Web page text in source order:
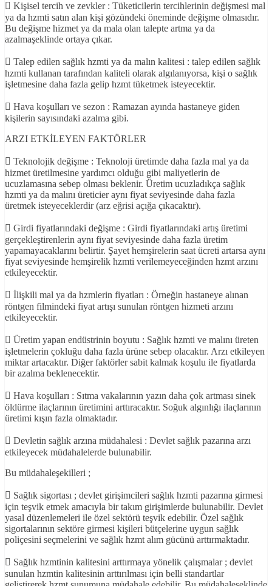
 Kişisel tercih ve zevkler : Tüketicilerin tercihlerinin değişmesi mal
ya da hzmti satın alan kişi gözündeki öneminde değişme olmasıdır.
Bu değişme hizmet ya da mala olan talepte artma ya da
azalmaşeklinde ortaya çıkar.
 Talep edilen sağlık hzmti ya da malın kalitesi : talep edilen sağlık
hzmti kullanan tarafından kaliteli olarak algılanıyorsa, kişi o sağlık
işletmesine daha fazla gelip hzmt tüketmek isteyecektir.
 Hava koşulları ve sezon : Ramazan ayında hastaneye giden
kişilerin sayısındaki azalma gibi.
ARZI ETKİLEYEN FAKTÖRLER
 Teknolojik değişme : Teknoloji üretimde daha fazla mal ya da
hizmet üretilmesine yardımcı olduğu gibi maliyetlerin de
ucuzlamasına sebep olması beklenir. Üretim ucuzladıkça sağlık
hzmti ya da malını üreticier aynı fiyat seviyesinde daha fazla
üretmek isteyeceklerdir (arz eğrisi açığa çıkacaktır).
 Girdi fiyatlarındaki değişme : Girdi fiyatlarındaki artış üretimi
gerçekleştirenlerin aynı fiyat seviyesinde daha fazla üretim
yapamayacaklarını belirtir. Şayet hemşirelerin saat ücreti artarsa aynı
fiyat seviyesinde hemşirelik hzmti verilemeyeceğinden hzmt arzını
etkileyecektir.
 İlişkili mal ya da hzmlerin fiyatları : Örneğin hastaneye alınan
röntgen filmindeki fiyat artışı sunulan röntgen hizmeti arzını
etkileyecektir.
 Üretim yapan endüstrinin boyutu : Sağlık hzmti ve malını üreten
işletmelerin çokluğu daha fazla ürüne sebep olacaktır. Arzı etkileyen
miktar artacaktır. Diğer faktörler sabit kalmak koşulu ile fiyatlarda
bir azalma beklenecektir.
 Hava koşulları : Sıtma vakalarının yazın daha çok artması sinek
öldürme ilaçlarının üretimini arttıracaktır. Soğuk algınlığı ilaçlarının
üretimi kışın fazla olmaktadır.
 Devletin sağlık arzına müdahalesi : Devlet sağlık pazarına arzı
etkileyecek müdahalelerde bulunabilir.
Bu müdahaleşekilleri ;
 Sağlık sigortası ; devlet girişimcileri sağlık hzmti pazarına girmesi
için teşvik etmek amacıyla bir takım girişimlerde bulunabilir. Devlet
yasal düzenlemeleri ile özel sektörü teşvik edebilir. Özel sağlık
sigortalarının sektöre girmesi kişileri bütçelerine uygun sağlık
poliçesini seçmelerini ve sağlık hzmt alım gücünü arttırmaktadır.
 Sağlık hzmtinin kalitesini arttırmaya yönelik çalışmalar ; devlet
sunulan hzmtin kalitesinin arttırılması için belli standartlar